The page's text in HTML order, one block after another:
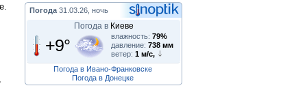
Погода 31.03.26, ночь
Погода в Киеве
+9° влажность: 79%
давление: 738 мм
ветер: 1 м/с,
Погода в Ивано-Франковске
Погода в Донецке